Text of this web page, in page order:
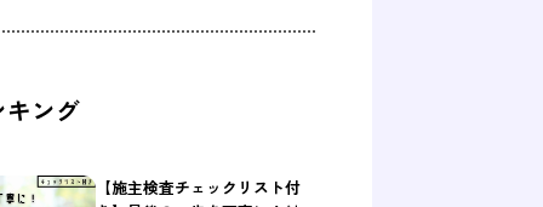
ング
【施主検査チェックリスト付